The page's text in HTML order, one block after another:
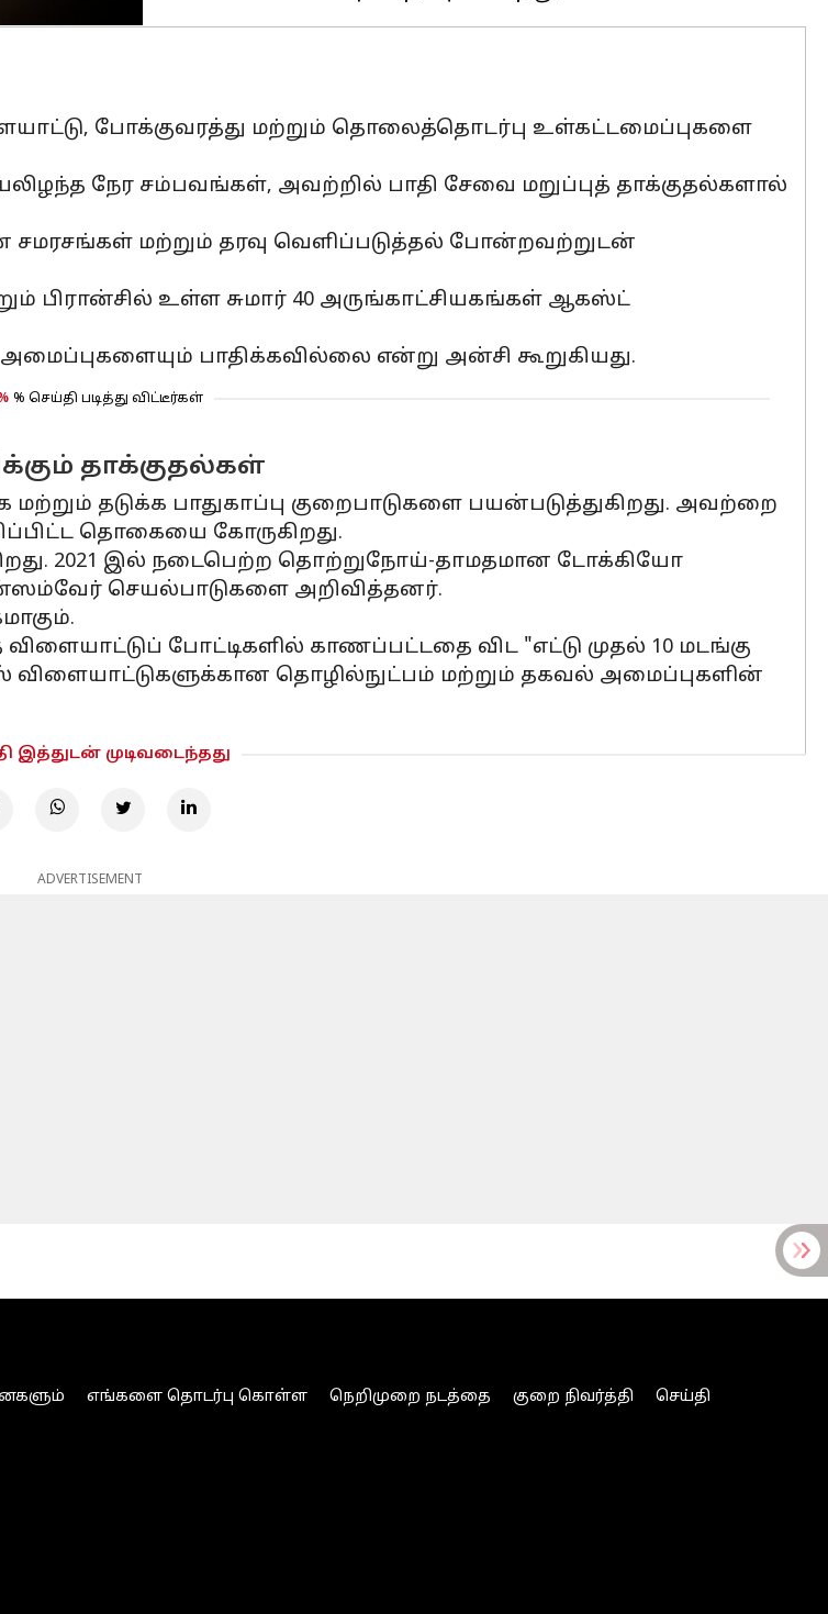
போக்குவரத்து மற்றும் தொலைத்தொடர்பு உள்கட்டமைப்புகளை
நேர சம்பவங்கள், அவற்றில் பாதி சேவை மறுப்புத் தாக்குதல்களால்
மற்றும் தரவு வெளிப்படுத்தல் போன்றவற்றுடன்
பிரான்சில் உள்ள சுமார் 40 அருங்காட்சியகங்கள் ஆகஸ்ட்
பாதிக்கவில்லை என்று அன்சி கூறுகியது.
% செய்தி படித்து விட்டீர்கள்
தாக்குதல்கள்
தடுக்க பாதுகாப்பு குறைபாடுகளை பயன்படுத்துகிறது. அவற்றை
தொகையை கோருகிறது.
2021 இல் நடைபெற்ற தொற்றுநோய்-தாமதமான டோக்கியோ
செயல்பாடுகளை அறிவித்தனர்.
போட்டிகளில் காணப்பட்டதை விட "எட்டு முதல் 10 மடங்கு
விளையாட்டுகளுக்கான தொழில்நுட்பம் மற்றும் தகவல் அமைப்புகளின்
இத்துடன் முடிவடைந்தது
ADVERTISEMENT
எங்களை தொடர்பு கொள்ள நெறிமுறை நடத்தை குறை நிவர்த்தி
செய்தி